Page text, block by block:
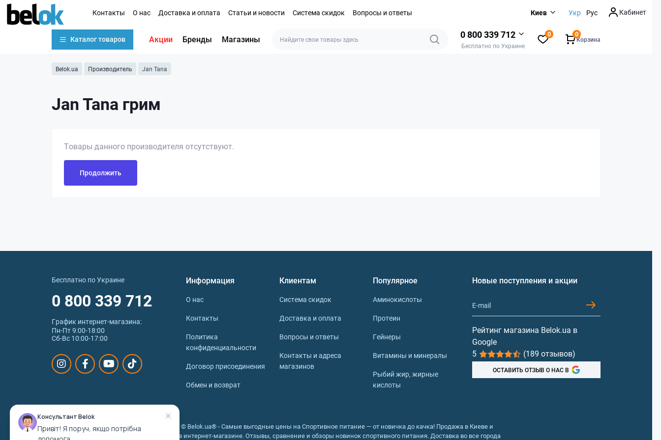
Контакты О нас Доставка и оплата Статьи и новости Система скидок Вопросы и ответы Киев Укр Рус Кабинет
Каталог товаров Акции Бренды Магазины 0 800 339 712
Бесплатно по Украине
0
Корзина
0
Belok.ua Производитель Jan Tana
Jan Tana грим
Товары данного производителя отсутствуют.
Продолжить
Бесплатно по Украине
0 800 339 712
График интернет‑магазина:
Пн-Пт 9:00-18:00
Сб-Вс 10:00-17:00
Информация
О нас
Контакты
Политика
конфиденциальности
Договор присоединения
Обмен и возврат
Клиентам
Система скидок
Доставка и оплата
Вопросы и ответы
Контакты и адреса
магазинов
Популярное
Аминокислоты
Протеин
Гейнеры
Витамины и минералы
Рыбий жир, жирные
кислоты
Новые поступления и акции
Рейтинг магазина Belok.ua в
Google
5
(189 отзывов)
ОСТАВИТЬ ОТЗЫВ О НАС В
© 2026 © Belok.ua® - Самые выгодные цены на Спортивное питание — от новичка до качка! Продажа в Киеве и
Украине в интернет-магазине. Отзывы, сравнение и обзоры новинок спортивного питания. Доставка во все города
Консультант Belok
Привіт! Я поруч, якщо потрібна